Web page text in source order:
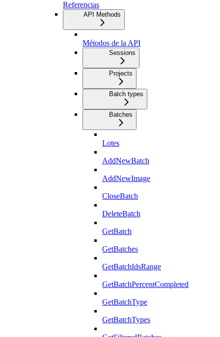
Referencias
API Methods
Métodos de la API
Sessions
Projects
Batch types
Batches
Lotes
AddNewBatch
AddNewImage
CloseBatch
DeleteBatch
GetBatch
GetBatches
GetBatchIdsRange
GetBatchPercentCompleted
GetBatchType
GetBatchTypes